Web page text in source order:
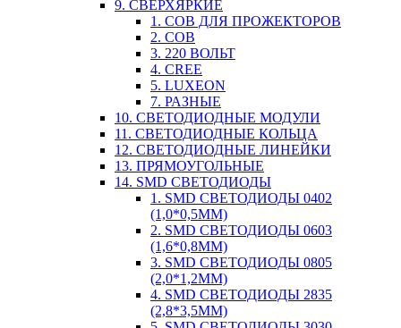
9. СВЕРХЯРКИЕ
1. COB ДЛЯ ПРОЖЕКТОРОВ
2. COB
3. 220 ВОЛЬТ
4. CREE
5. LUXEON
7. РАЗНЫЕ
10. СВЕТОДИОДНЫЕ МОДУЛИ
11. СВЕТОДИОДНЫЕ КОЛЬЦА
12. СВЕТОДИОДНЫЕ ЛИНЕЙКИ
13. ПРЯМОУГОЛЬНЫЕ
14. SMD СВЕТОДИОДЫ
1. SMD СВЕТОДИОДЫ 0402
(1,0*0,5ММ)
2. SMD СВЕТОДИОДЫ 0603
(1,6*0,8ММ)
3. SMD СВЕТОДИОДЫ 0805
(2,0*1,2ММ)
4. SMD СВЕТОДИОДЫ 2835
(2,8*3,5ММ)